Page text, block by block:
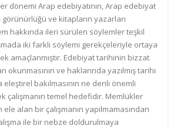
dönemi Arap edebiyatının, Arap edebiyat
ve kitapların yazarları
hakkında ileri sürülen söylemler teşkil
iki farklı söylemi gerekçeleriyle ortaya
amaçlanmıştır. Edebiyat tarihinin bizzat
okunmasının ve haklarında yazılmış tarihi
bakılmasının ne denli önemli
çalışmanın temel hedefidir. Memlükler
alan bir çalışmanın yapılmamasından
ile bir nebze doldurulmaya